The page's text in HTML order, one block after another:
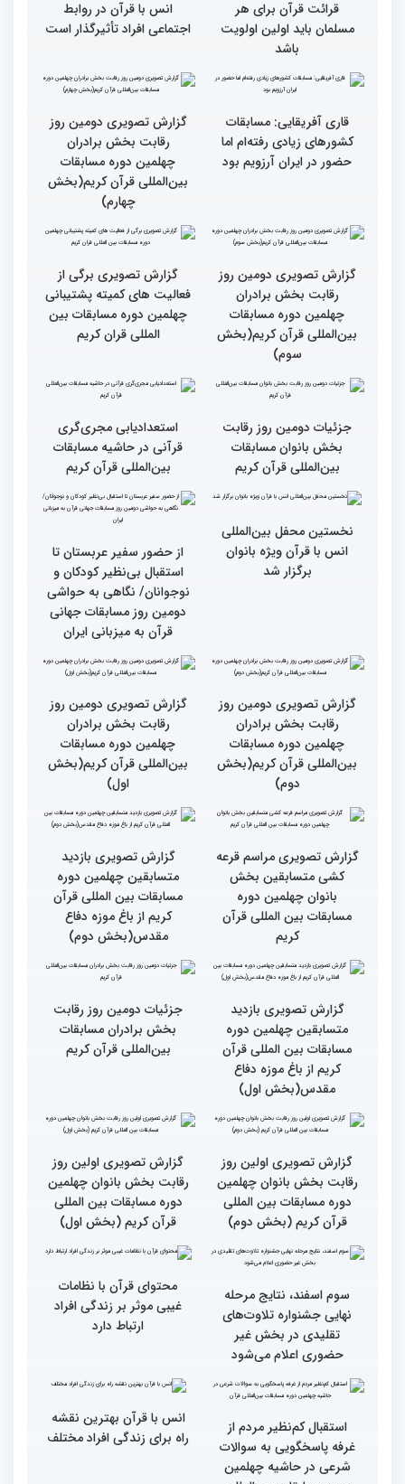
انس با قرآن است
است
قرائت قرآن برای هر
مسلمان باید اولین اولویت
باشد
انس با قرآن در روابط
اجتماعی افراد تأثیرگذار است
حضور در ایران آرزویم بود
گزارش تصویری دومین روز
رقابت بخش برادران
چهلمین دوره مسابقات
بین‌المللی قرآن کریم(بخش
چهارم)
گزارش تصویری دومین روز
رقابت بخش برادران
چهلمین دوره مسابقات
بین‌المللی قرآن کریم(بخش
سوم)
گزارش تصویری برگی از
چهلمین دوره مسابقات بین
المللی قران کریم
جزئیات دومین روز رقابت
بین‌المللی قرآن کریم
استعدادیابی مجری‌گری
قرآنی در حاشیه مسابقات
از حضور سفیر عربستان تا
استقبال بی‌نظیر کودکان و
نوجوانان/ نگاهی به حواشی
دومین روز مسابقات جهانی
قرآن به میزبانی ایران
گزارش تصویری دومین روز
رقابت بخش برادران
چهلمین دوره مسابقات
بین‌المللی قرآن کریم(بخش
دوم)
گزارش تصویری دومین روز
رقابت بخش برادران
چهلمین دوره مسابقات
بین‌المللی قرآن کریم(بخش
اول)
گزارش تصویری مراسم قرعه
کشی متسابقین بخش
بانوان چهلمین دوره
مسابقات بین المللی قرآن
کریم
گزارش تصویری بازدید
متسابقین چهلمین دوره
مسابقات بین المللی قرآن
کریم از باغ موزه دفاع
مقدس(بخش دوم)
گزارش تصویری بازدید
متسابقین چهلمین دوره
مسابقات بین المللی قرآن
کریم از باغ موزه دفاع
مقدس(بخش اول)
بین‌المللی قرآن کریم
گزارش تصویری اولین روز
رقابت بخش بانوان چهلمین
دوره مسابقات بین المللی
قرآن کریم (بخش دوم)
گزارش تصویری اولین روز
رقابت بخش بانوان چهلمین
قرآن کریم (بخش اول)
سوم اسفند، نتایج مرحله
نهایی جشنواره تلاوت‌های
تقلیدی در بخش غیر
حضوری اعلام می‌شود
غیبی موثر بر زندگی افراد
ارتباط دارد